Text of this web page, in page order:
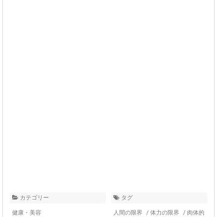
カテゴリー
健康・美容
タグ
人間の限界 / 体力の限界 / 肉体的